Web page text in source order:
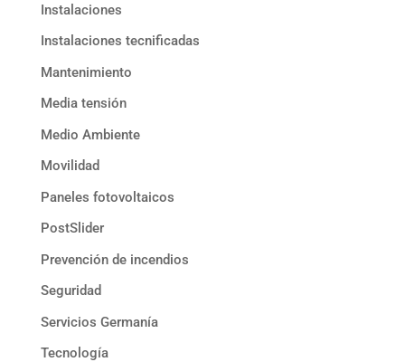
Instalaciones
Instalaciones tecnificadas
Mantenimiento
Media tensión
Medio Ambiente
Movilidad
Paneles fotovoltaicos
PostSlider
Prevención de incendios
Seguridad
Servicios Germanía
Tecnología